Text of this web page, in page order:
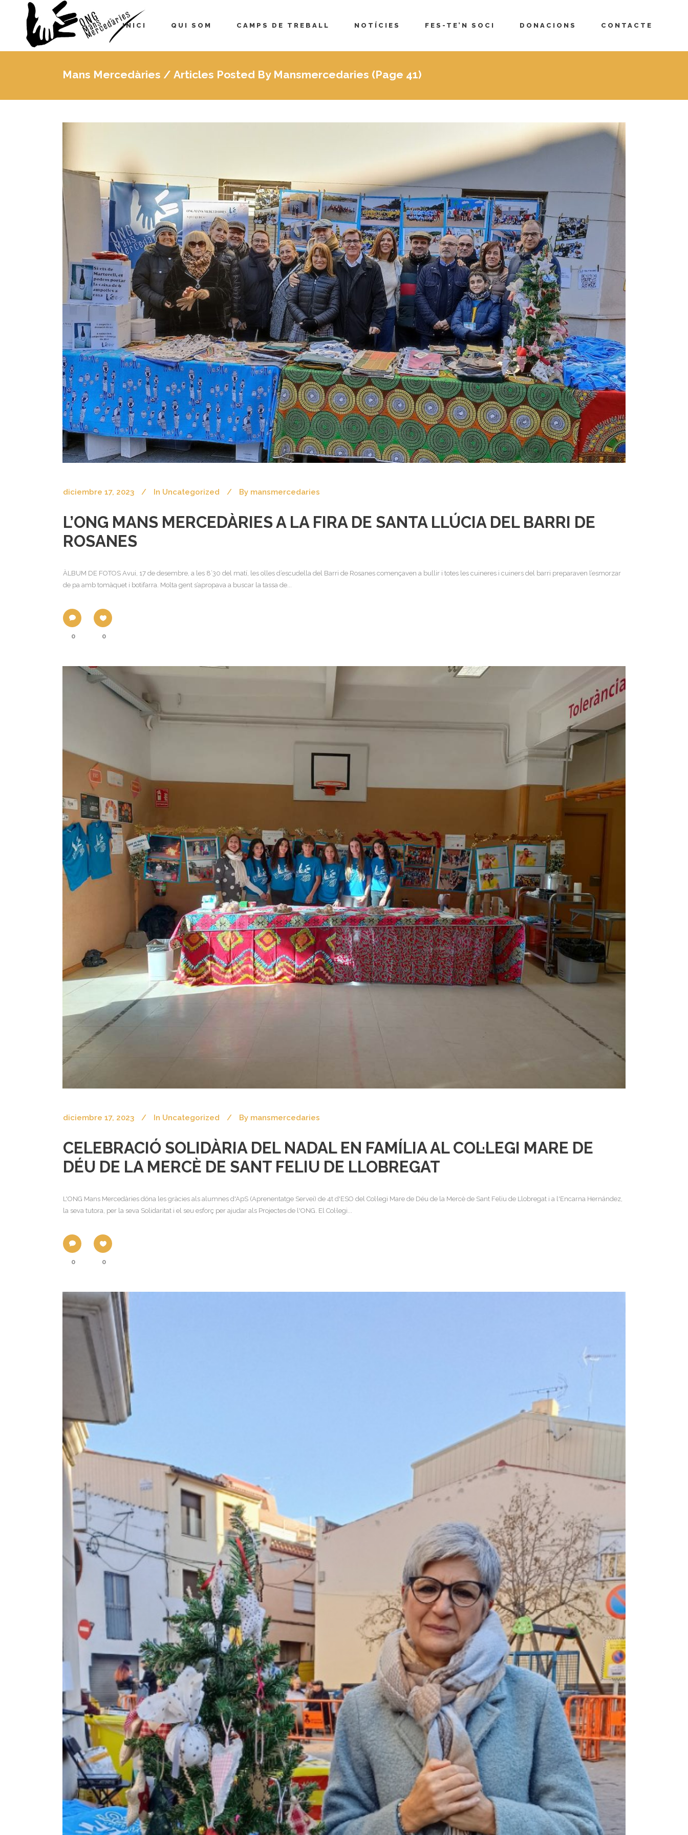
INICI QUI SOM CAMPS DE TREBALL NOTÍCIES FES-TE’N SOCI DONACIONS CONTACTE
Mans Mercedàries / Articles Posted By Mansmercedaries (Page 41)
diciembre 17, 2023 In Uncategorized By mansmercedaries
L’ONG MANS MERCEDÀRIES A LA FIRA DE SANTA LLÚCIA DEL BARRI DE
ROSANES
ÀLBUM DE FOTOS Avui, 17 de desembre, a les 8’30 del matí, les olles d’escudella del Barri de Rosanes començaven a bullir i totes les cuineres i cuiners del barri preparaven l’esmorzar
de pa amb tomàquet i botifarra. Molta gent s’apropava a buscar la tassa de...
0 0
diciembre 17, 2023 In Uncategorized By mansmercedaries
CELEBRACIÓ SOLIDÀRIA DEL NADAL EN FAMÍLIA AL COL·LEGI MARE DE
DÉU DE LA MERCÈ DE SANT FELIU DE LLOBREGAT
L'ONG Mans Mercedàries dóna les gràcies als alumnes d'ApS (Aprenentatge Servei) de 4t d'ESO del Col·legi Mare de Déu de la Mercè de Sant Feliu de Llobregat i a l'Encarna Hernández,
la seva tutora, per la seva Solidaritat i el seu esforç per ajudar als Projectes de l'ONG. El Col·legi...
0 0